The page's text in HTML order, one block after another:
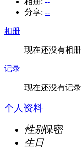
分享: --
相册
现在还没有相册
记录
现在还没有记录
个人资料
性别保密
生日